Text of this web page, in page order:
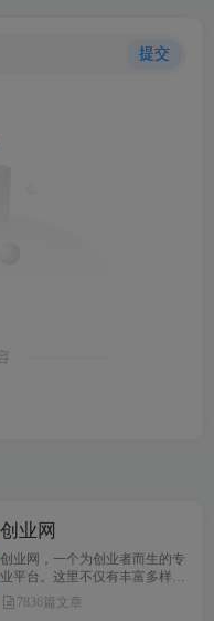
提交
创业网
创业网，一个为创业者而生的专
业平台。这里不仅有丰富多样的
创业项目，还提供最新的创业资
讯和实用的创业指导。无论你是
7836篇文章